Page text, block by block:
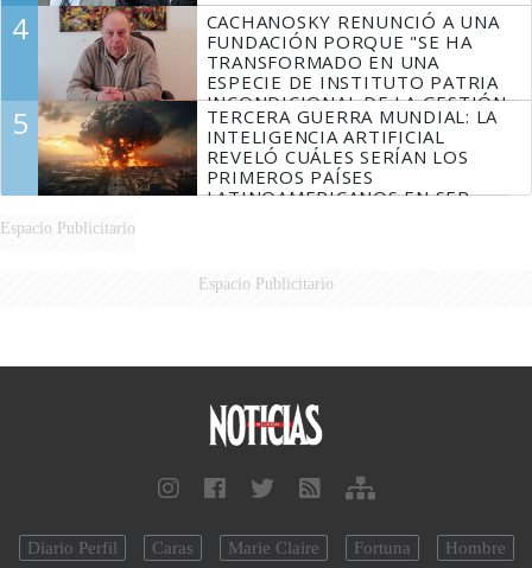
4
CACHANOSKY RENUNCIÓ A UNA
FUNDACIÓN PORQUE "SE HA
TRANSFORMADO EN UNA
ESPECIE DE INSTITUTO PATRIA
INCONDICIONAL DE LA GESTIÓN
DE MILEI"
5
TERCERA GUERRA MUNDIAL: LA
INTELIGENCIA ARTIFICIAL
REVELÓ CUÁLES SERÍAN LOS
PRIMEROS PAÍSES
LATINOAMERICANOS EN SER
Espacio Publicitario
Espacio Publicitario
Diario Perfil Caras Marie Claire Fortuna Hombre